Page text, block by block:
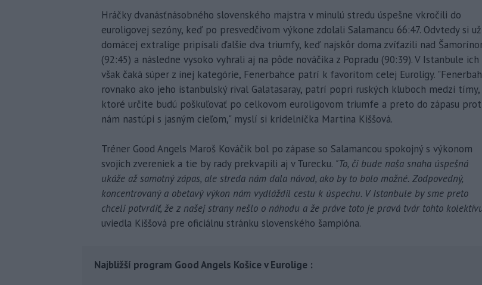
Hráčky dvanásťnásobného slovenského majstra v minulú stredu úspešne vkročili do
euroligovej sezóny, keď po presvedčivom výkone zdolali Salamancu 66:47. Odvtedy si
domácej extralige pripísali ďalšie dva triumfy, keď najskôr doma zvíťazili nad
(92:45) a následne vysoko vyhrali aj na pôde nováčika z Popradu (90:39). V Istanbule ich
však čaká súper z inej kategórie, Fenerbahce patrí k favoritom celej Euroligy.
rovnako ako jeho istanbulský rival Galatasaray, patrí popri ruských kluboch medzi tímy,
ktoré určite budú poškuľovať po celkovom euroligovom triumfe a preto do zápasu
nám nastúpi s jasným cieľom," myslí si krídelníčka Martina Kiššová.
Tréner Good Angels Maroš Kováčik bol po zápase so Salamancou spokojný s výkonom
svojich zvereniek a tie by rady prekvapili aj v Turecku. "To, či bude naša snaha úspešná
ukáže až samotný zápas, ale streda nám dala návod, ako by to bolo možné. Zodpovedný,
koncentrovaný a obetavý výkon nám vydláždil cestu k úspechu. V Istanbule by sme preto
chceli potvrdiť, že z našej strany nešlo o náhodu a že práve toto je pravá tvár tohto
uviedla Kiššová pre oficiálnu stránku slovenského šampióna.
Najbližší program Good Angels Košice v Eurolige :